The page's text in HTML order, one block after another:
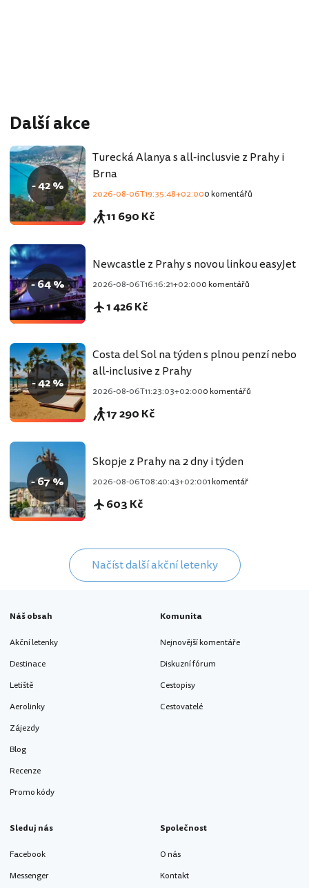
Další akce
- 42 %
Turecká Alanya s all-inclusvie z Prahy i
Brna
2026-08-06T19:35:48+02:000 komentářů
11 690 Kč
- 64 %
Newcastle z Prahy s novou linkou easyJet
2026-08-06T16:16:21+02:000 komentářů
1 426 Kč
- 42 %
Costa del Sol na týden s plnou penzí nebo
all-inclusive z Prahy
2026-08-06T11:23:03+02:000 komentářů
17 290 Kč
- 67 %
Skopje z Prahy na 2 dny i týden
2026-08-06T08:40:43+02:001 komentář
603 Kč
Načíst další akční letenky
Náš obsah
Akční letenky
Destinace
Letiště
Aerolinky
Zájezdy
Blog
Recenze
Promo kódy
Komunita
Nejnovější komentáře
Diskuzní fórum
Cestopisy
Cestovatelé
Sleduj nás
Facebook
Messenger
Společnost
O nás
Kontakt